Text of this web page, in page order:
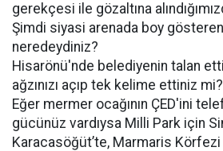
gerekçesi ile gözaltına
Şimdi siyasi arenada boy
neredeydiniz?
Hisarönü'nde belediyenin talan
ağzınızı açıp tek kelime ettiniz mi?
Eğer mermer ocağının ÇED'ini
gücünüz vardıysa Milli Park için
Karacasöğüt’te, Marmaris